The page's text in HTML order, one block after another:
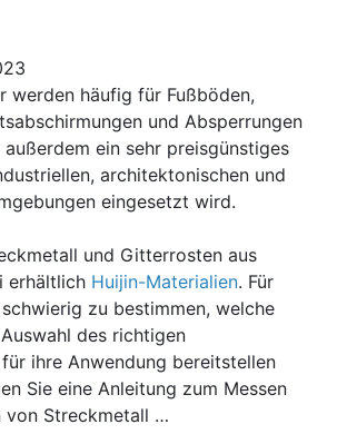
werden häufig für Fußböden,
und Absperrungen
ein sehr preisgünstiges
architektonischen und
eingesetzt wird.
und Gitterrosten aus
erhältlich Huijin-Materialien. Für
zu bestimmen, welche
des richtigen
ihre Anwendung bereitstellen
Sie eine Anleitung zum Messen
von Streckmetall …